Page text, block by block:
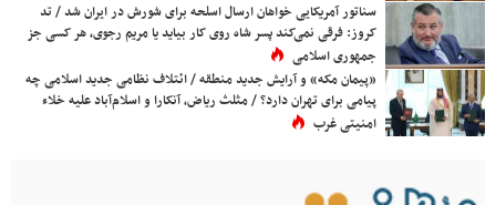
سناتور آمریکایی خواهان ارسال اسلحه برای شورش در ایران شد / تد
کروز: فرقی نمی‌کند پسر شاه روی کار بیاید یا مریم رجوی، هر کسی جز
جمهوری اسلامی
«پیمان مکه» و آرایش جدید منطقه / ائتلاف نظامی جدید اسلامی چه
پیامی برای تهران دارد؟ / مثلث ریاض، آنکارا و اسلام‌آباد علیه خلاء
امنیتی غرب